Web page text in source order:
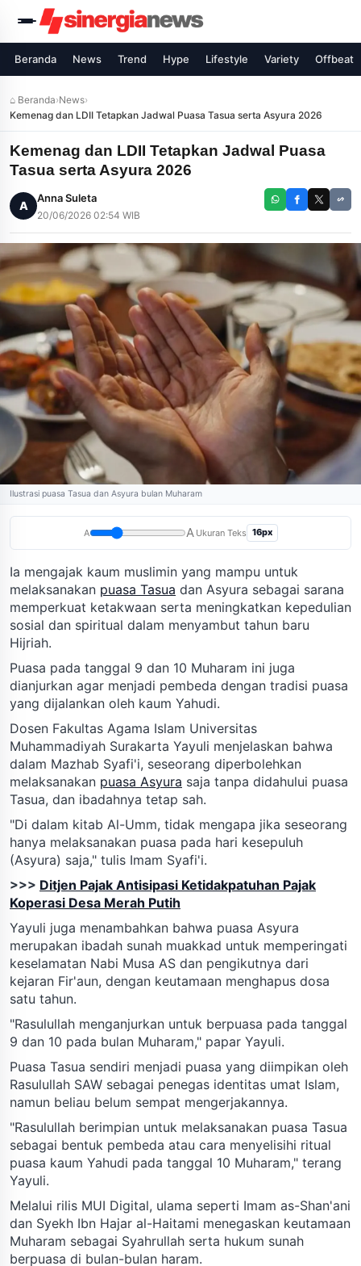
Beranda News Trend Hype Lifestyle Variety Offbeat
⌂ Beranda›News›
Kemenag dan LDII Tetapkan Jadwal Puasa Tasua serta Asyura 2026
Kemenag dan LDII Tetapkan Jadwal Puasa
Tasua serta Asyura 2026
A
Anna Suleta
20/06/2026 02:54 WIB
Ilustrasi puasa Tasua dan Asyura bulan Muharam
A A Ukuran Teks 16px
Ia mengajak kaum muslimin yang mampu untuk
melaksanakan puasa Tasua dan Asyura sebagai sarana
memperkuat ketakwaan serta meningkatkan kepedulian
sosial dan spiritual dalam menyambut tahun baru
Hijriah.
Puasa pada tanggal 9 dan 10 Muharam ini juga
dianjurkan agar menjadi pembeda dengan tradisi puasa
yang dijalankan oleh kaum Yahudi.
Dosen Fakultas Agama Islam Universitas
Muhammadiyah Surakarta Yayuli menjelaskan bahwa
dalam Mazhab Syafi'i, seseorang diperbolehkan
melaksanakan puasa Asyura saja tanpa didahului puasa
Tasua, dan ibadahnya tetap sah.
"Di dalam kitab Al-Umm, tidak mengapa jika seseorang
hanya melaksanakan puasa pada hari kesepuluh
(Asyura) saja," tulis Imam Syafi'i.
>>> Ditjen Pajak Antisipasi Ketidakpatuhan Pajak
Koperasi Desa Merah Putih
Yayuli juga menambahkan bahwa puasa Asyura
merupakan ibadah sunah muakkad untuk memperingati
keselamatan Nabi Musa AS dan pengikutnya dari
kejaran Fir'aun, dengan keutamaan menghapus dosa
satu tahun.
"Rasulullah menganjurkan untuk berpuasa pada tanggal
9 dan 10 pada bulan Muharam," papar Yayuli.
Puasa Tasua sendiri menjadi puasa yang diimpikan oleh
Rasulullah SAW sebagai penegas identitas umat Islam,
namun beliau belum sempat mengerjakannya.
"Rasulullah berimpian untuk melaksanakan puasa Tasua
sebagai bentuk pembeda atau cara menyelisihi ritual
puasa kaum Yahudi pada tanggal 10 Muharam," terang
Yayuli.
Melalui rilis MUI Digital, ulama seperti Imam as-Shan'ani
dan Syekh Ibn Hajar al-Haitami menegaskan keutamaan
Muharam sebagai Syahrullah serta hukum sunah
berpuasa di bulan-bulan haram.